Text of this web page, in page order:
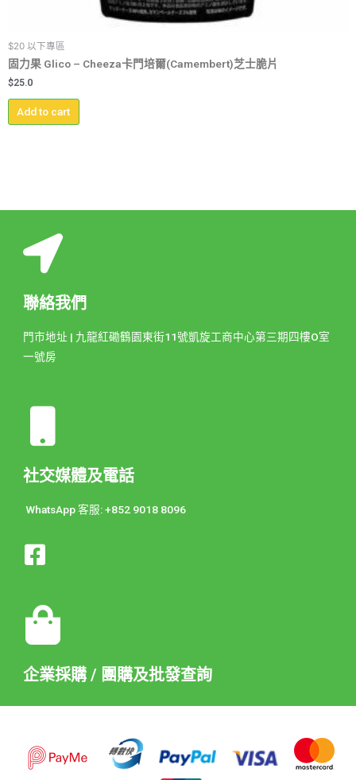
$20 以下專區
固力果 Glico – Cheeza卡門培爾(Camembert)芝士脆片
$25.0
Add to cart
聯絡我們
門市地址 | 九龍紅磡鶴園東街11號凱旋工商中心第三期四樓O室
一號房
社交媒體及電話
WhatsApp 客服: +852 9018 8096
企業採購 / 團購及批發查詢